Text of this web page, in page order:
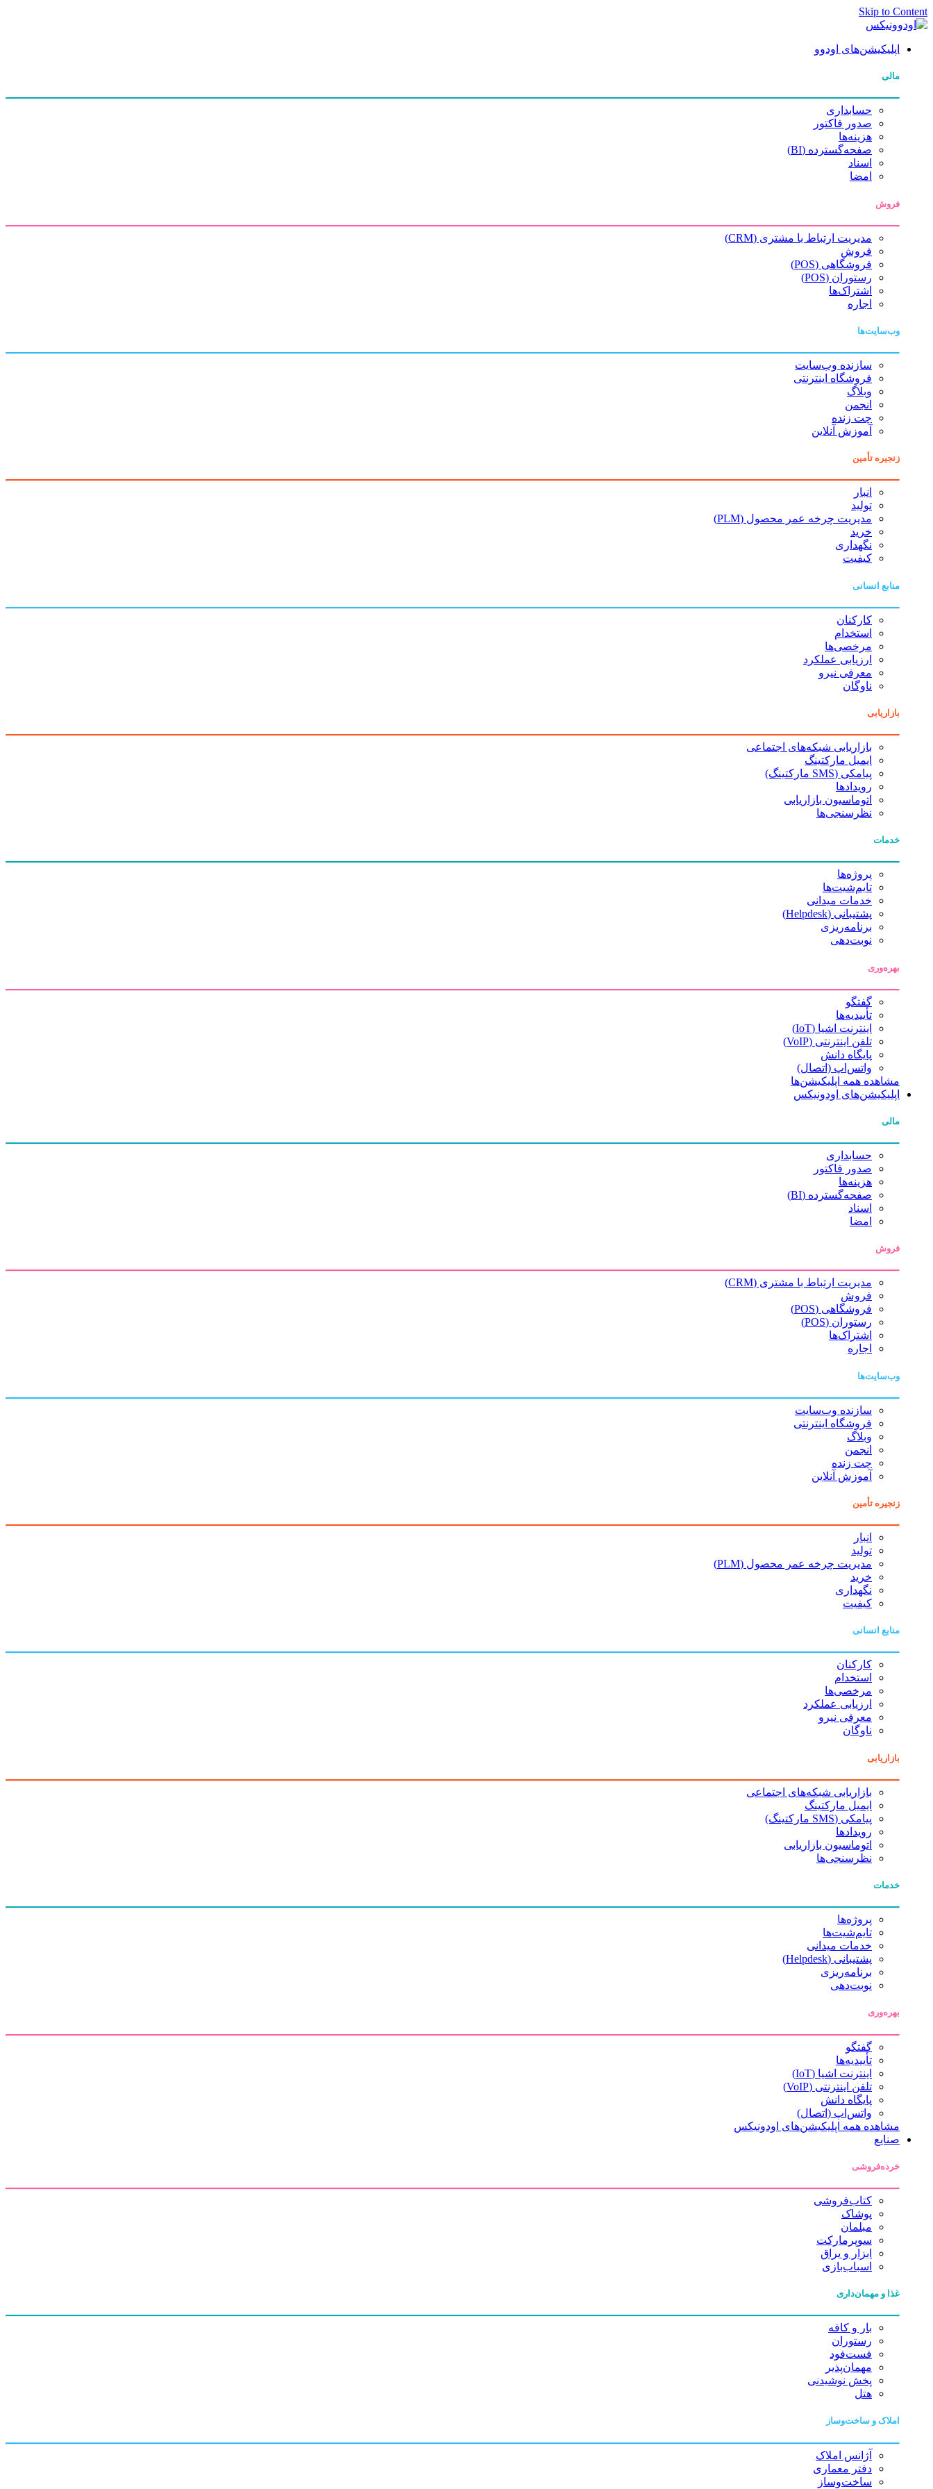
Skip to Content
اپلیکیشن‌های اودوو
مالی
حسابداری
صدور فاکتور
هزینه‌ها
صفحه‌گسترده (BI)
اسناد
امضا
فروش
مدیریت ارتباط با مشتری (CRM)
فروش
فروشگاهی (POS)
رستوران (POS)
اشتراک‌ها
اجاره
وب‌سایت‌ها
سازنده وب‌سایت
فروشگاه اینترنتی
وبلاگ
انجمن
چت زنده
آموزش آنلاین
زنجیره تأمین
انبار
تولید
مدیریت چرخه عمر محصول (PLM)
خرید
نگهداری
کیفیت
منابع انسانی
کارکنان
استخدام
مرخصی‌ها
ارزیابی عملکرد
معرفی نیرو
ناوگان
بازاریابی
بازاریابی شبکه‌های اجتماعی
ایمیل مارکتینگ
پیامکی (SMS مارکتینگ)
رویدادها
اتوماسیون بازاریابی
نظرسنجی‌ها
خدمات
پروژه‌ها
تایم‌شیت‌ها
خدمات میدانی
پشتیبانی (Helpdesk)
برنامه‌ریزی
نوبت‌دهی
بهره‌وری
گفتگو
تأییدیه‌ها
اینترنت اشیا (IoT)
تلفن اینترنتی (VoIP)
پایگاه دانش
واتس‌اپ (اتصال)
مشاهده همه اپلیکیشن‌ها
اپلیکیشن‌های اودونیکس
مالی
حسابداری
صدور فاکتور
هزینه‌ها
صفحه‌گسترده (BI)
اسناد
امضا
فروش
مدیریت ارتباط با مشتری (CRM)
فروش
فروشگاهی (POS)
رستوران (POS)
اشتراک‌ها
اجاره
وب‌سایت‌ها
سازنده وب‌سایت
فروشگاه اینترنتی
وبلاگ
انجمن
چت زنده
آموزش آنلاین
زنجیره تأمین
انبار
تولید
مدیریت چرخه عمر محصول (PLM)
خرید
نگهداری
کیفیت
منابع انسانی
کارکنان
استخدام
مرخصی‌ها
ارزیابی عملکرد
معرفی نیرو
ناوگان
بازاریابی
بازاریابی شبکه‌های اجتماعی
ایمیل مارکتینگ
پیامکی (SMS مارکتینگ)
رویدادها
اتوماسیون بازاریابی
نظرسنجی‌ها
خدمات
پروژه‌ها
تایم‌شیت‌ها
خدمات میدانی
پشتیبانی (Helpdesk)
برنامه‌ریزی
نوبت‌دهی
بهره‌وری
گفتگو
تأییدیه‌ها
اینترنت اشیا (IoT)
تلفن اینترنتی (VoIP)
پایگاه دانش
واتس‌اپ (اتصال)
مشاهده همه اپلیکیشن‌های اودونیکس
صنایع
خرده‌فروشی
کتاب‌فروشی
پوشاک
مبلمان
سوپرمارکت
ابزار و یراق
اسباب‌بازی
غذا و مهمان‌داری
بار و کافه
رستوران
فست‌فود
مهمان‌پذیر
پخش نوشیدنی
هتل
املاک و ساخت‌وساز
آژانس املاک
دفتر معماری
ساخت‌وساز